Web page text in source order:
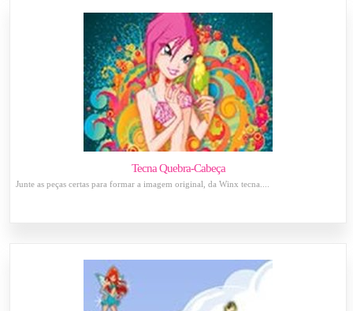
Tecna Quebra-Cabeça
Junte as peças certas para formar a imagem original, da Winx tecna....